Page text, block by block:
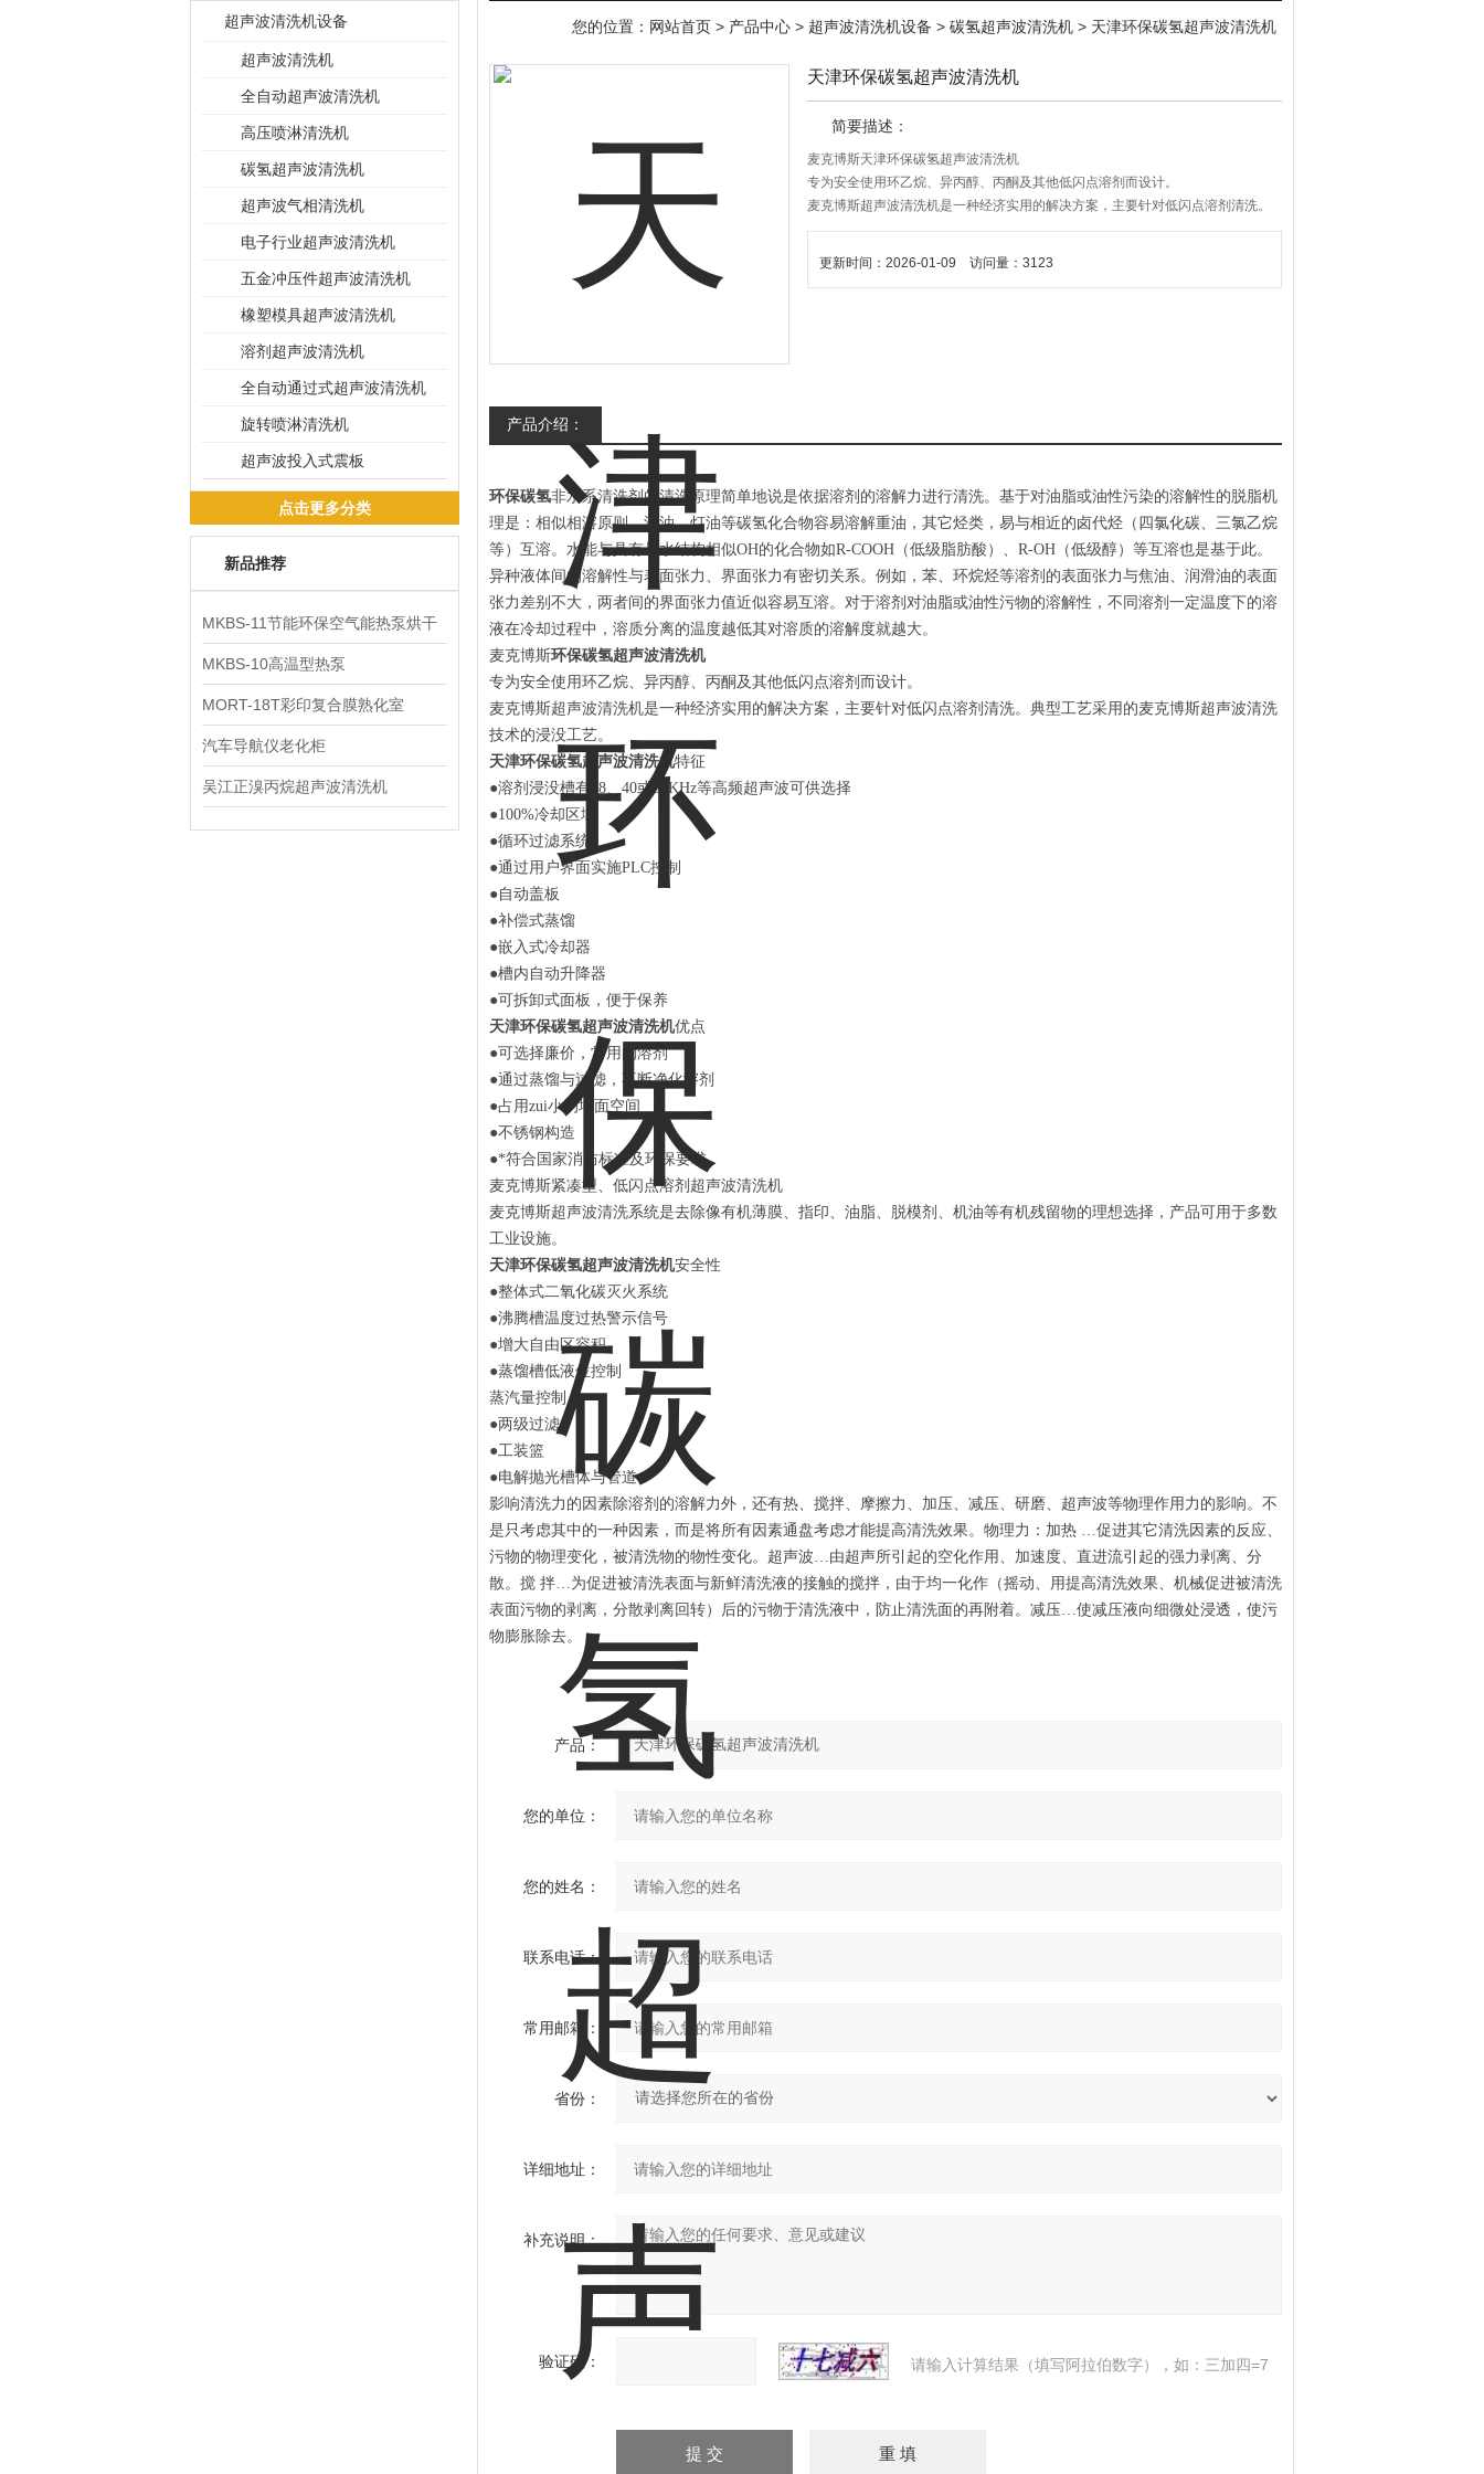
您的位置： 网站首页 > 产品中心 > 超声波清洗机设备 > 碳氢超声波清洗机 > 天津环保碳氢超声波清洗机
天津环保碳氢超声波清洗机
简要描述：
麦克博斯天津环保碳氢超声波清洗机
专为安全使用环乙烷、异丙醇、丙酮及其他低闪点溶剂而设计。
麦克博斯超声波清洗机是一种经济实用的解决方案，主要针对低闪点溶剂清洗。
典型工艺采用的麦克博斯超声波清洗技术的浸没工艺。
更新时间：2026-01-09 访问量：3123
产品介绍：
环保碳氢非水系清洗剂的清洗原理简单地说是依据溶剂的溶解力进行清洗。基于对油脂或油性污染的溶解性的脱脂机
理是：相似相溶原则。汽油、灯油等碳氢化合物容易溶解重油，其它烃类，易与相近的卤代烃（四氯化碳、三氯乙烷
等）互溶。水能与具有与水结构相似OH的化合物如R-COOH（低级脂肪酸）、R-OH（低级醇）等互溶也是基于此。
异种液体间的溶解性与表面张力、界面张力有密切关系。例如，苯、环烷烃等溶剂的表面张力与焦油、润滑油的表面
张力差别不大，两者间的界面张力值近似容易互溶。对于溶剂对油脂或油性污物的溶解性，不同溶剂一定温度下的溶
液在冷却过程中，溶质分离的温度越低其对溶质的溶解度就越大。
麦克博斯环保碳氢超声波清洗机
专为安全使用环乙烷、异丙醇、丙酮及其他低闪点溶剂而设计。
麦克博斯超声波清洗机是一种经济实用的解决方案，主要针对低闪点溶剂清洗。典型工艺采用的麦克博斯超声波清洗
技术的浸没工艺。
天津环保碳氢超声波清洗机特征
●溶剂浸没槽有
28、 40或 83 KHz等高频超声波可供选择
●100%冷却区域
●循环过滤系统
●通过用户界面实施PLC控制
●自动盖板
●补偿式蒸馏
●嵌入式冷却器
●槽内自动升降器
●可拆卸式面板，便于保养
天津环保碳氢超声波清洗机优点
●可选择廉价，常用的溶剂
●通过蒸馏与过滤，不断净化溶剂
●占用zui小的地面空间
●不锈钢构造
●*符合国家消防标准及环保要求
麦克博斯紧凑型、低闪点溶剂超声波清洗机
麦克博斯超声波清洗系统是去除像有机薄膜、指印、油脂、脱模剂、机油等有机残留物的理想选择，产品可用于多数
工业设施。
天津环保碳氢超声波清洗机安全性
●整体式二氧化碳灭火系统
●沸腾槽温度过热警示信号
●增大自由区容积
●蒸馏槽低液位控制
蒸汽量控制
●两级过滤
●工装篮
●电解抛光槽体与管道
影响清洗力的因素除溶剂的溶解力外，还有热、搅拌、摩擦力、加压、减压、研磨、超声波等物理作用力的影响。不
是只考虑其中的一种因素，而是将所有因素通盘考虑才能提高清洗效果。物理力：加热 …促进其它清洗因素的反应、
污物的物理变化，被清洗物的物性变化。超声波…由超声所引起的空化作用、加速度、直进流引起的强力剥离、分
散。搅 拌…为促进被清洗表面与新鲜清洗液的接触的搅拌，由于均一化作（摇动、用提高清洗效果、机械促进被清洗
表面污物的剥离，分散剥离回转）后的污物于清洗液中，防止清洗面的再附着。减压…使减压液向细微处浸透，使污
物膨胀除去。
产品：
您的单位：
您的姓名：
联系电话：
常用邮箱：
省份：
详细地址：
补充说明：
验证码： 请输入计算结果（填写阿拉伯数字），如：三加四=7
超声波清洗机设备
超声波清洗机
全自动超声波清洗机
高压喷淋清洗机
碳氢超声波清洗机
超声波气相清洗机
电子行业超声波清洗机
五金冲压件超声波清洗机
橡塑模具超声波清洗机
溶剂超声波清洗机
全自动通过式超声波清洗机
旋转喷淋清洗机
超声波投入式震板
点击更多分类
新品推荐
MKBS-11节能环保空气能热泵烘干
机
MKBS-10高温型热泵
MORT-18T彩印复合膜熟化室
汽车导航仪老化柜
吴江正溴丙烷超声波清洗机